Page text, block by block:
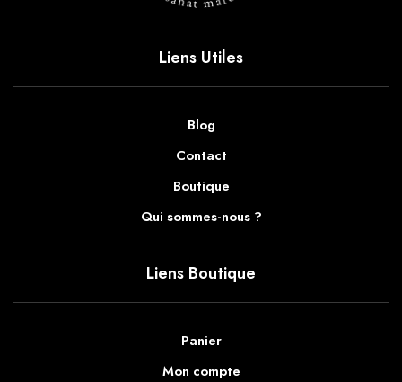
Liens Utiles
Blog
Contact
Boutique
Qui sommes-nous ?
Liens Boutique
Panier
Mon compte